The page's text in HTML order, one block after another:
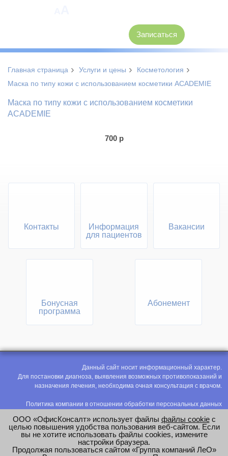
Записаться
Главная страница › Услуги и цены › Косметология ›
Маска по типу кожи с использованием косметики ACADEMIE
Маска по типу кожи с использованием косметики
ACADEMIE
700 р
Контакты
Информация
для пациентов
Вакансии
Бонусная
программа
Абонемент
Данный сайт носит информационный характер.
Для постановки диагноза, выявления возможных противопоказаний и
назначения лечения, необходима очная консультация с врачом.
Политика компании в отношении обработки персональных данных
Соглашение на обработку персональных данных
Оценка труда
e-mail:office@modus-leo.ru
ООО «ОфисКонсалт» использует файлы файлы cookieс
целью повышения удобства пользования веб-сайтом. Если
вы не хотите использовать файлы cookies, измените
настройки браузера.
Продолжая пользоваться сайтом «Группа компаний ЛеО»